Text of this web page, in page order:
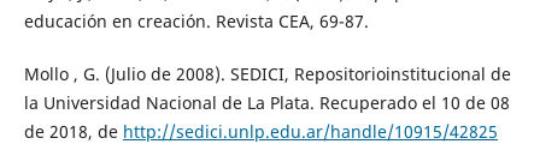
educación en creación. Revista CEA, 69-87.
Mollo , G. (Julio de 2008). SEDICI, Repositorioinstitucional de
la Universidad Nacional de La Plata. Recuperado el 10 de 08
de 2018, de http://sedici.unlp.edu.ar/handle/10915/42825